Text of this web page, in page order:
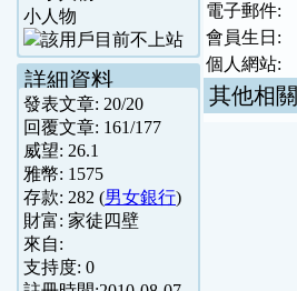
小人物
詳細資料
發表文章: 20/20
回覆文章: 161/177
威望: 26.1
雅幣: 1575
存款: 282 (男女銀行)
財富: 家徒四壁
來自:
支持度: 0
電子郵件:
會員生日:
個人網站:
其他相關